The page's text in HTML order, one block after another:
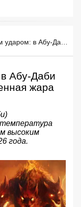
Абу-Даби
жара
высоким
года.